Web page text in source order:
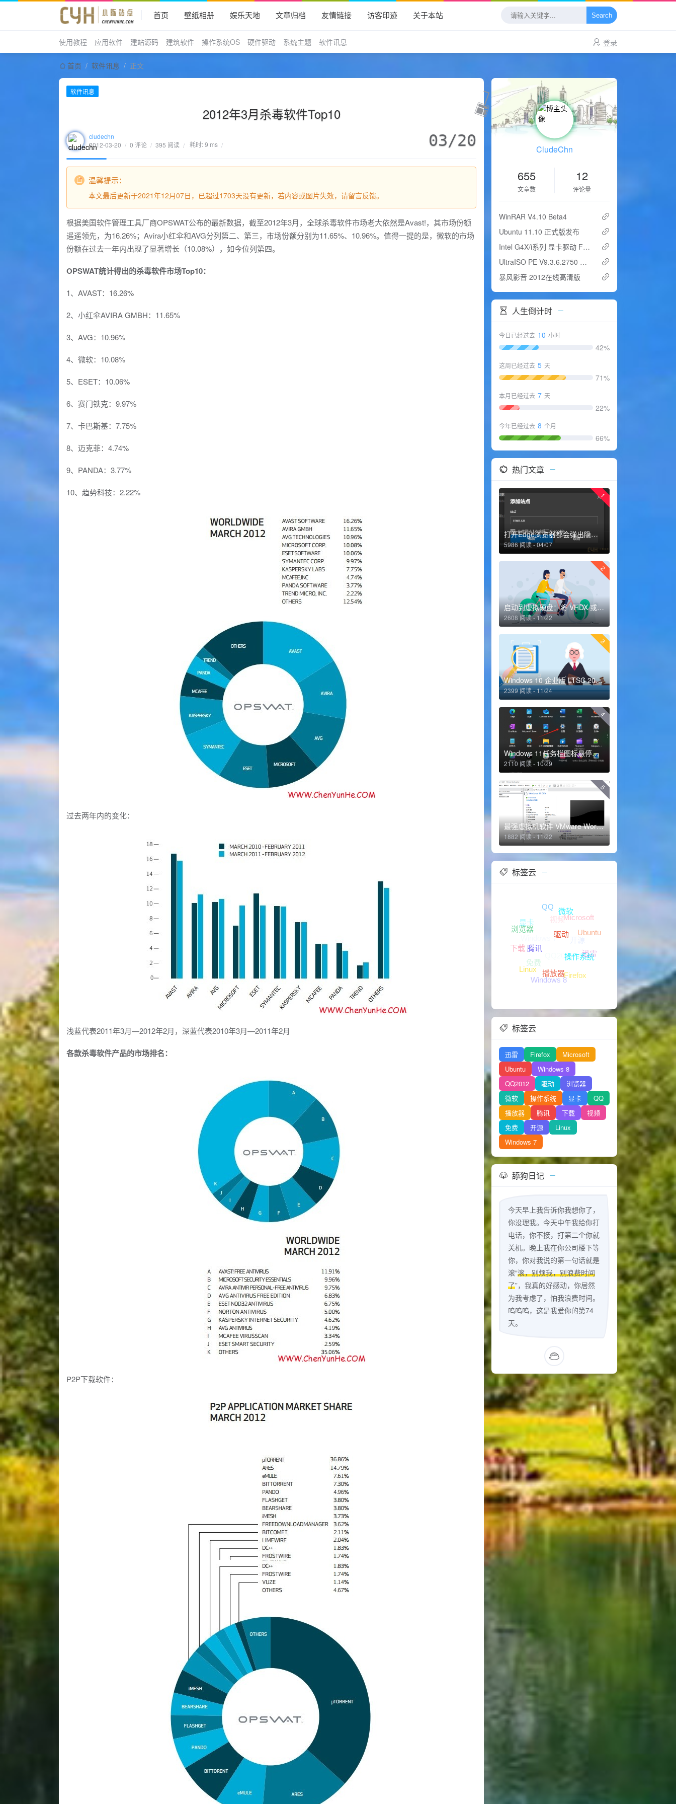
首页 壁纸相册 娱乐天地 文章归档 友情链接 访客印迹 关于本站 Search
使用教程 应用软件 建站源码 建筑软件 操作系统OS 硬件驱动 系统主题 软件讯息 登录
首页 / 软件讯息 / 正文
软件讯息
2012年3月杀毒软件Top10
cludechn
2012-03-20 / 0 评论 / 395 阅读 / 耗时: 9 ms / 03/20
温馨提示：
本文最后更新于2021年12月07日，已超过1703天没有更新，若内容或图片失效，请留言反馈。
根据美国软件管理工具厂商OPSWAT公布的最新数据，截至2012年3月，全球杀毒软件市场老大依然是Avast!，其市场份额
遥遥领先，为16.26%；Avira小红伞和AVG分列第二、第三，市场份额分别为11.65%、10.96%。值得一提的是，微软的市场
份额在过去一年内出现了显著增长（10.08%），如今位列第四。
OPSWAT统计得出的杀毒软件市场Top10：
1、AVAST：16.26%
2、小红伞AVIRA GMBH：11.65%
3、AVG：10.96%
4、微软：10.08%
5、ESET：10.06%
6、赛门铁克：9.97%
7、卡巴斯基：7.75%
8、迈克菲：4.74%
9、PANDA：3.77%
10、趋势科技：2.22%
过去两年内的变化：
浅蓝代表2011年3月—2012年2月，深蓝代表2010年3月—2011年2月
各款杀毒软件产品的市场排名：
P2P下载软件：
CludeChn
655
文章数
12
评论量
WinRAR V4.10 Beta4
Ubuntu 11.10 正式版发布
Intel G4X/i系列 显卡驱动 For Win7
UltraISO PE V9.3.6.2750 中文&amp;国际版本下载
暴风影音 2012在线高清版
人生倒计时
今日已经过去 10 小时
42%
这周已经过去 5 天
71%
本月已经过去 7 天
22%
今年已经过去 8 个月
66%
热门文章
1
打开Edge浏览器都会弹出隐私声明的解决办法
5986 阅读 - 04/07
2
启动到虚拟硬盘：将 VHDX 或 VHD 添加到启动菜单
2608 阅读 - 11/22
3
Windows 10 企业版 LTSC 2021 正式版
2399 阅读 - 11/24
4
Windows 11任务栏图标悬停预览功能消失的解决方法
2110 阅读 - 10/29
5
最强虚拟机软件 VMware Workstation Pro 16
1882 阅读 - 11/22
标签云
驱动
微软
QQ
显卡
下载
Linux
播放器
Ubuntu
Microsoft
视频
Windows 7
免费
Windows 8Firefox
QQ2012
标签云
迅雷 Firefox
Microsoft
Ubuntu
Windows 8
QQ2012
驱动
浏览器
微软
操作系统 显卡
QQ
播放器
腾讯 下载
视频
免费
开源
Linux
Windows 7
舔狗日记
今天早上我告诉你我想你了，
你没理我。今天中午我给你打
电话，你不接，打第二个你就
关机。晚上我在你公司楼下等
你，你对我说的第一句话就是
滚“滚，别烦我，别浪费时间
了”，我真的好感动，你居然
为我考虑了，怕我浪费时间。
呜呜呜，这是我爱你的第74
天。